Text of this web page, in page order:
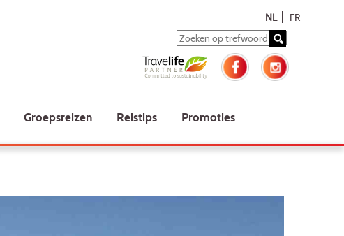
NL FR
Groepsreizen Reistips Promoties